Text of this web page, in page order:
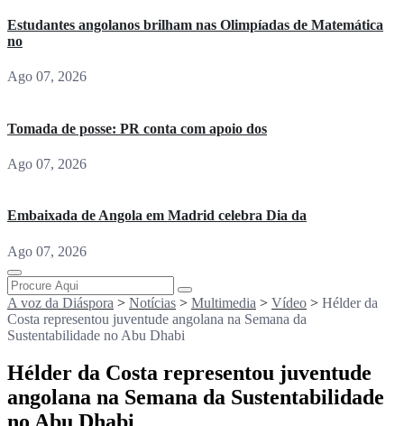
Estudantes angolanos brilham nas Olimpíadas de Matemática
no
Ago 07, 2026
Tomada de posse: PR conta com apoio dos
Ago 07, 2026
Embaixada de Angola em Madrid celebra Dia da
Ago 07, 2026
A voz da Diáspora > Notícias > Multimedia > Vídeo > Hélder da
Costa representou juventude angolana na Semana da
Sustentabilidade no Abu Dhabi
Hélder da Costa representou juventude
angolana na Semana da Sustentabilidade